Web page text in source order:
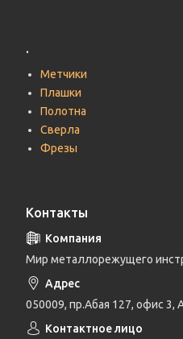
.
Метчики
Плашки
Полотна
Сверла
Фрезы
Контакты
Мир металлорежущего
050009, пр.Абая 127, офис 3,